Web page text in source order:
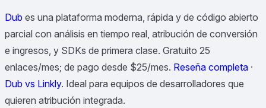
Dub es una plataforma moderna, rápida y de código abierto
parcial con análisis en tiempo real, atribución de conversión
e ingresos, y SDKs de primera clase. Gratuito 25
enlaces/mes; de pago desde $25/mes. Reseña completa ·
Dub vs Linkly. Ideal para equipos de desarrolladores que
quieren atribución integrada.